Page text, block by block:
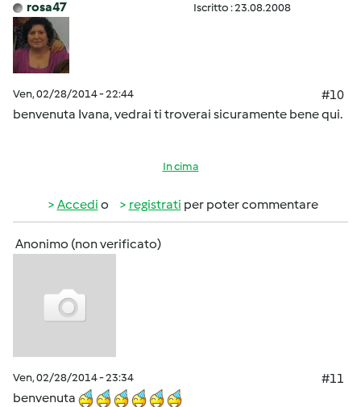
rosa47 Iscritto : 23.08.2008
Ven, 02/28/2014 - 22:44
#10
benvenuta Ivana, vedrai ti troverai sicuramente bene qui.
In cima
Accedi o registrati per poter commentare
Anonimo (non verificato)
Ven, 02/28/2014 - 23:34
#11
benvenuta